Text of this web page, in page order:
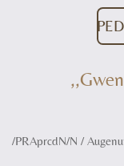
HD A /
/PRAprcdN/N /